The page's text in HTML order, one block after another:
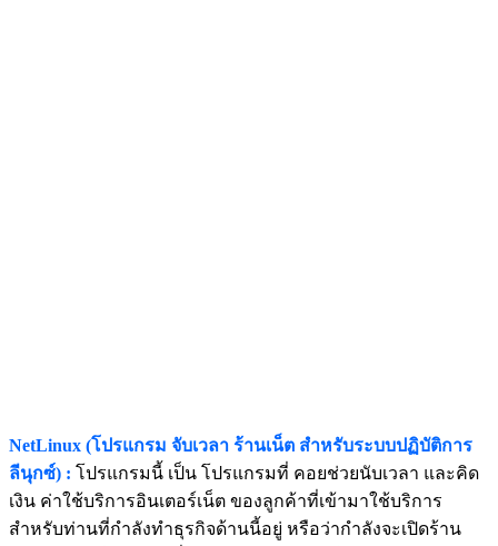
NetLinux (โปรแกรม จับเวลา ร้านเน็ต สำหรับระบบปฏิบัติการ
ลีนุกซ์) : โปรแกรมนี้ เป็น โปรแกรมที่ คอยช่วยนับเวลา และคิด
เงิน ค่าใช้บริการอินเตอร์เน็ต ของลูกค้าที่เข้ามาใช้บริการ
สำหรับท่านที่กำลังทำธุรกิจด้านนี้อยู่ หรือว่ากำลังจะเปิดร้าน